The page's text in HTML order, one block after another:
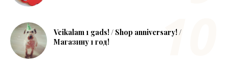
Veikalam 1 gads! / Shop anniversary! /
Магазину 1 год!